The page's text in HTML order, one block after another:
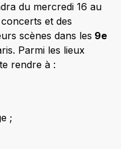
du mercredi 16 au
et des
scènes dans les 9e
Parmi les lieux
rendre à :
;